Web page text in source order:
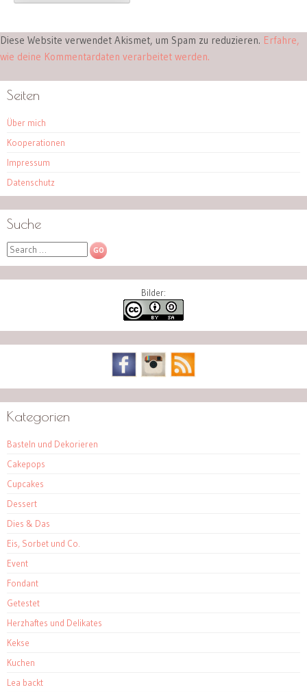
Diese Website verwendet Akismet, um Spam zu reduzieren. Erfahre,
wie deine Kommentardaten verarbeitet werden.
Seiten
Über mich
Kooperationen
Impressum
Datenschutz
Suche
Search
Bilder:
Kategorien
Basteln und Dekorieren
Cakepops
Cupcakes
Dessert
Dies & Das
Eis, Sorbet und Co.
Event
Fondant
Getestet
Herzhaftes und Delikates
Kekse
Kuchen
Lea backt